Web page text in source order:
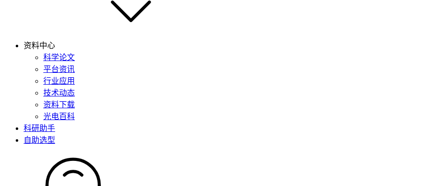
资料中心
科学论文
平台资讯
行业应用
技术动态
资料下载
光电百科
科研助手
自助选型